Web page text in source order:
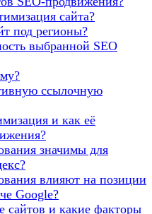
сайта?
под регионы?
выбранной SEO
ссылочную
и как её
значимы для
влияют на позиции
Google?
сайтов и какие факторы